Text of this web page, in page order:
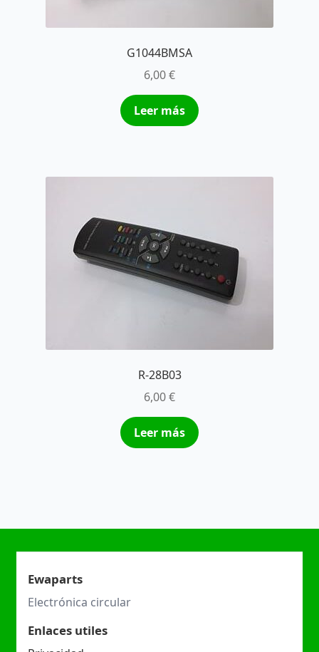
G1044BMSA
6,00€
Leer más
R-28B03
6,00€
Leer más
Ewaparts
Electrónica circular
Enlaces utiles